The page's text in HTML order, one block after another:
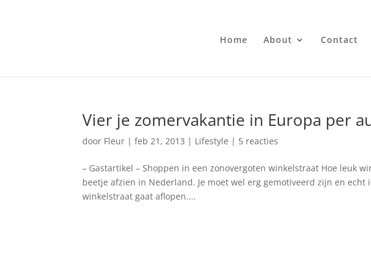
Home About Contact
Vier je zomervakantie in Europa per
door Fleur |feb 21, 2013 | Lifestyle | 5 reacties
– Gastartikel – Shoppen in een zonovergoten winkelstraat Hoe leuk
beetje afzien in Nederland. Je moet wel erg gemotiveerd zijn en
winkelstraat gaat aflopen....